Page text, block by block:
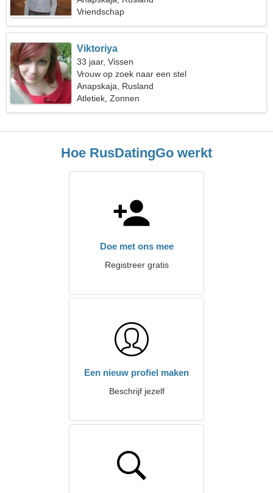
Vriendschap
Viktoriya
33 jaar, Vissen
Vrouw op zoek naar een stel
Anapskaja, Rusland
Atletiek, Zonnen
Hoe RusDatingGo werkt
Doe met ons mee
Registreer gratis
Een nieuw profiel maken
Beschrijf jezelf